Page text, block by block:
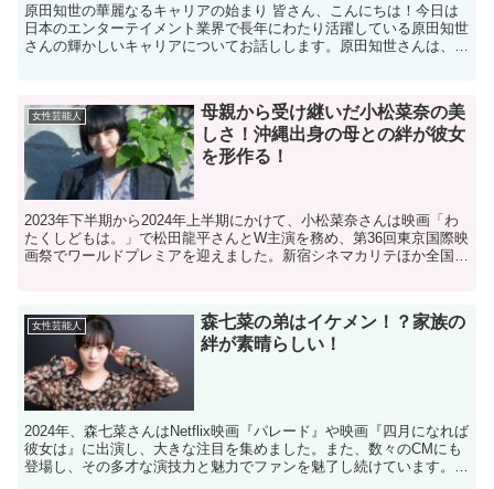
原田知世の華麗なるキャリアの始まり 皆さん、こんにちは！今日は
日本のエンターテイメント業界で長年にわたり活躍している原田知世
さんの輝かしいキャリアについてお話しします。原田知世さんは、
女性芸能人
母親から受け継いだ小松菜奈の美
しさ！沖縄出身の母との絆が彼女
を形作る！
2023年下半期から2024年上半期にかけて、小松菜奈さんは映画「わ
たくしどもは。」で松田龍平さんとW主演を務め、第36回東京国際映
画祭でワールドプレミアを迎えました。新宿シネマカリテほか全国で
女性芸能人
森七菜の弟はイケメン！？家族の
絆が素晴らしい！
2024年、森七菜さんはNetflix映画『パレード』や映画『四月になれば
彼女は』に出演し、大きな注目を集めました。また、数々のCMにも
登場し、その多才な演技力と魅力でファンを魅了し続けています。